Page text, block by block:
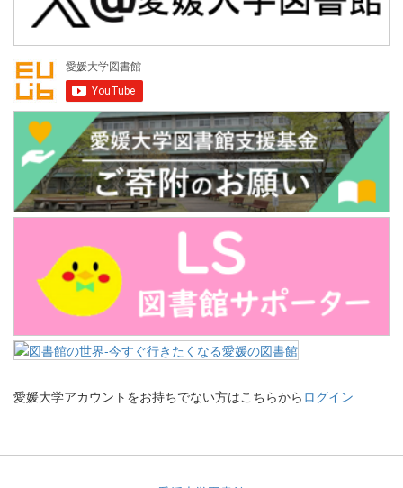
愛媛大学アカウントをお持ちでない方はこちらから ログイン